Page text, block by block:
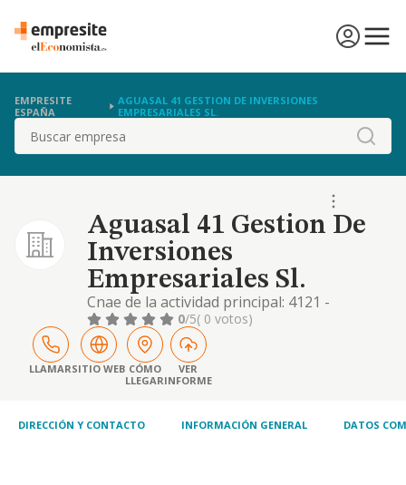
EMPRESITE
ESPAÑA
AGUASAL 41 GESTION DE INVERSIONES
EMPRESARIALES SL.
Buscar
Aguasal 41 Gestion De
Inversiones
Empresariales Sl.
Cnae de la actividad principal: 4121 -
construcción de edificios residenciales. cnae
de otras actividades: 4122 - construcción de
edificios no residenciales. 4311 - demolición.
4312 - preparación de terrenos. 4313 -
perforaciones y sondeos. 6810 -
cuenta propi
0/5( 0 votos)
LLAMARSITIO WEB CÓMO
LLEGAR
VER
INFORME
DIRECCIÓN Y CONTACTO INFORMACIÓN GENERAL DATOS